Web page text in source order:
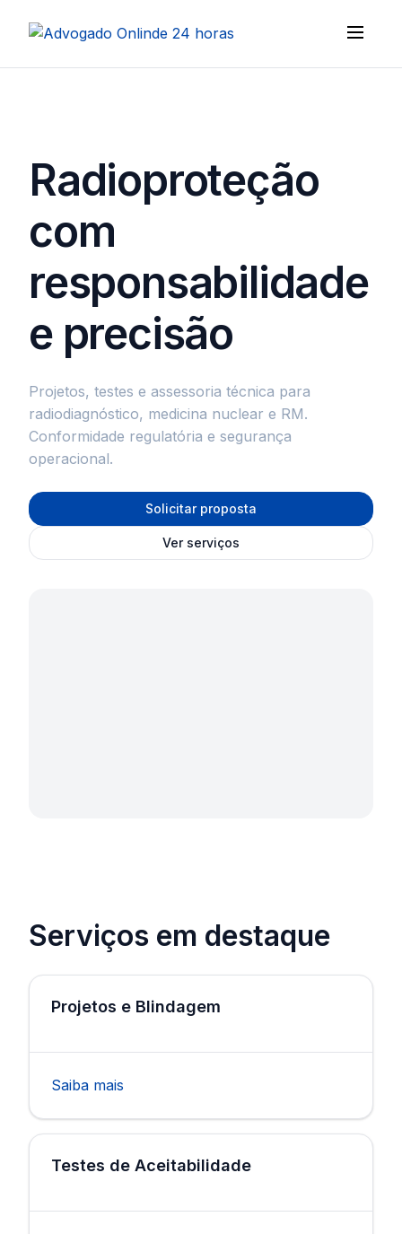
Radioproteção
com
responsabilidade
e precisão
Projetos, testes e assessoria técnica para
radiodiagnóstico, medicina nuclear e RM.
Conformidade regulatória e segurança
operacional.
Solicitar proposta
Ver serviços
Serviços em destaque
Projetos e Blindagem
Saiba mais
Testes de Aceitabilidade